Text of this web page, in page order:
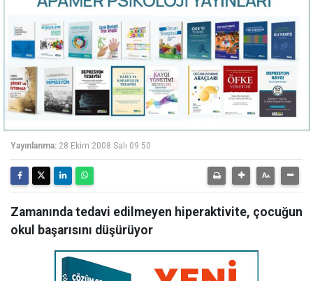
Yayınlanma: 28 Ekim 2008 Salı 09:50
Zamanında tedavi edilmeyen hiperaktivite, çocuğun
okul başarısını düşürüyor